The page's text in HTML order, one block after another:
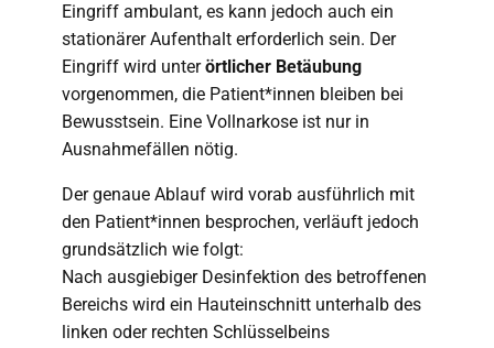
Eingriff ambulant, es kann jedoch auch ein
stationärer Aufenthalt erforderlich sein. Der
Eingriff wird unterörtlicher Betäubung
vorgenommen, die Patient*innen bleiben bei
Bewusstsein. Eine Vollnarkose ist nur in
Ausnahmefällen nötig.
Der genaue Ablauf wird vorab ausführlich mit
den Patient*innen besprochen, verläuft jedoch
grundsätzlich wie folgt:
Nach ausgiebiger Desinfektion des betroffenen
Bereichs wird ein Hauteinschnitt unterhalb des
linken oder rechten Schlüsselbeins